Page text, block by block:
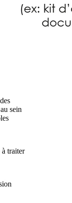
sein
traiter